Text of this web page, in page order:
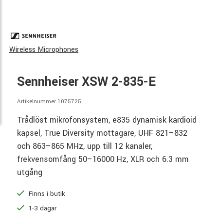
Wireless Microphones
Sennheiser XSW 2-835-E
Artikelnummer 1075725
Trådlöst mikrofonsystem, e835 dynamisk kardioid
kapsel, True Diversity mottagare, UHF 821–832
och 863–865 MHz, upp till 12 kanaler,
frekvensomfång 50–16000 Hz, XLR och 6.3 mm
utgång
Finns i butik
1-3 dagar